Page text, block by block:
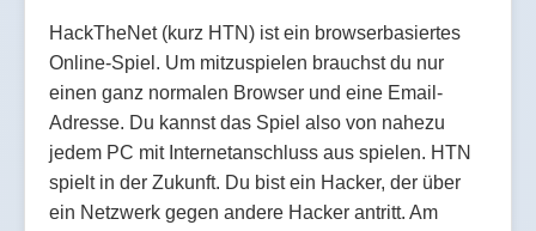
HackTheNet (kurz HTN) ist ein browserbasiertes
Online-Spiel. Um mitzuspielen brauchst du nur
einen ganz normalen Browser und eine Email-
Adresse. Du kannst das Spiel also von nahezu
jedem PC mit Internetanschluss aus spielen. HTN
spielt in der Zukunft. Du bist ein Hacker, der über
ein Netzwerk gegen andere Hacker antritt. Am